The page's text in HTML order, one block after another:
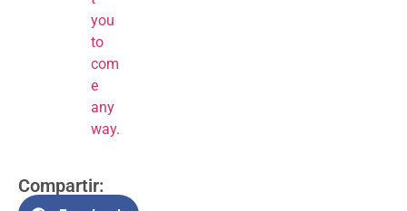
you
to
com
e
any
way.
Compartir: